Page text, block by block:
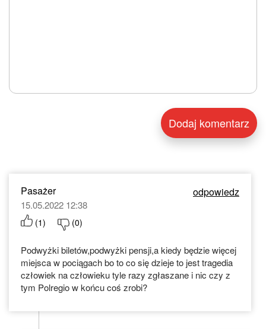
Pasażer odpowiedz
15.05.2022 12:38
(1) (0)
Podwyżki biletów,podwyżki pensji,a kiedy będzie więcej
miejsca w pociągach bo to co się dzieje to jest tragedia
człowiek na człowieku tyle razy zgłaszane i nic czy z
tym Polregio w końcu coś zrobi?